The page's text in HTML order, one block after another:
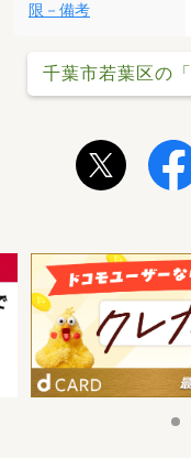
限－備考
千葉市若葉区の「